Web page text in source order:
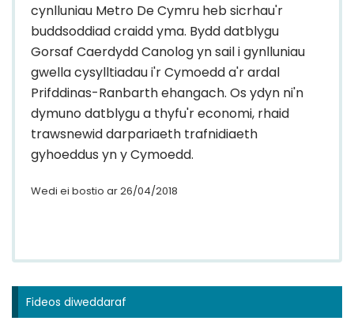
cynlluniau Metro De Cymru heb sicrhau'r
buddsoddiad craidd yma. Bydd datblygu
Gorsaf Caerdydd Canolog yn sail i gynlluniau
gwella cysylltiadau i'r Cymoedd a'r ardal
Prifddinas-Ranbarth ehangach. Os ydyn ni'n
dymuno datblygu a thyfu'r economi, rhaid
trawsnewid darpariaeth trafnidiaeth
gyhoeddus yn y Cymoedd.
Wedi ei bostio ar 26/04/2018
Fideos diweddaraf